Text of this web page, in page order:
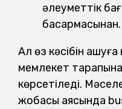
әлеуметтік
басқармасынан.
Ал өз кәсібін
мемлекет
көрсетіледі.
жобасы аясында